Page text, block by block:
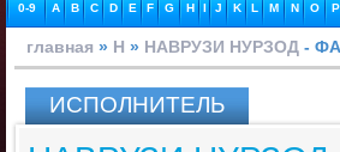
0-9 A B C D E F G H I J K L M N O P
главная » Н » НАВРУЗИ НУРЗОД -
ИСПОЛНИТЕЛЬ